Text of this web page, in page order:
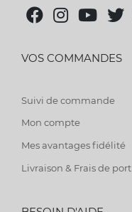
VOS COMMANDES
Suivi de commande
Mon compte
Mes avantages fidélité
Livraison & Frais de port